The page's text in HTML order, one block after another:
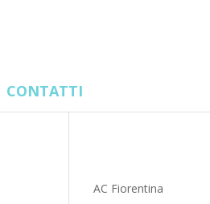
CONTATTI
AC Fiorentina